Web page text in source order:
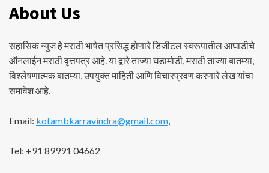
About Us
सहासिक न्युज हे मराठी भाषेत प्रसिद्ध होणारे डिजीटल स्वरूपातील आघाडीचे
ऑनलाईन मराठी वृत्तपत्र आहे. या द्वारे ताज्या घडामोडी, मराठी ताज्या बातम्या,
विश्लेषणात्मक बातम्या, उपयुक्त माहिती आणि विचारप्रवण करणारे लेख यांचा
समावेश आहे.
Email: kotambkarravindra@gmail.com
Tel: +91 89991 04662